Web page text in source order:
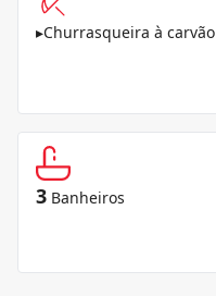
▸Churrasqueira à carvão
3 Banheiros